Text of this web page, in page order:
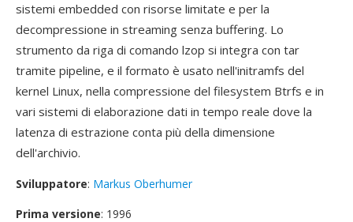
sistemi embedded con risorse limitate e per la
decompressione in streaming senza buffering. Lo
strumento da riga di comando lzop si integra con tar
tramite pipeline, e il formato è usato nell'initramfs del
kernel Linux, nella compressione del filesystem Btrfs e in
vari sistemi di elaborazione dati in tempo reale dove la
latenza di estrazione conta più della dimensione
dell'archivio.
Sviluppatore: Markus Oberhumer
Prima versione: 1996